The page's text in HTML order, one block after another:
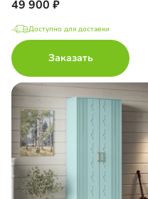
49 900
Доступно для доставки
Заказать